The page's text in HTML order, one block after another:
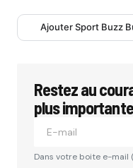
Ajouter Sport Buzz
Restez au
plus
Dans votre boite e-mail